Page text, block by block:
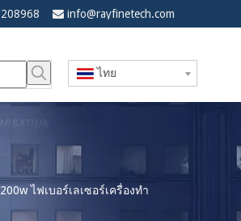
 info@rayfinetech.com
ไทย
ไฟเบอร์เลเซอร์เครื่องทำ